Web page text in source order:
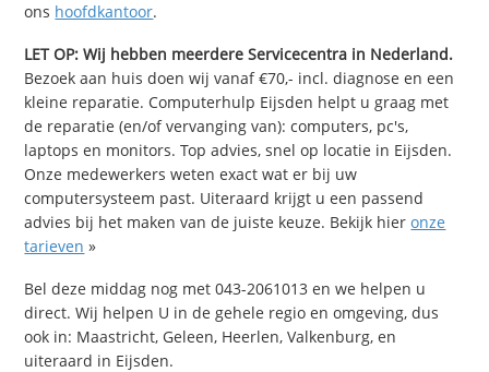
ons hoofdkantoor.
LET OP: Wij hebben meerdere Servicecentra in Nederland.
Bezoek aan huis doen wij vanaf €70,- incl. diagnose en een
kleine reparatie. Computerhulp Eijsden helpt u graag met
de reparatie (en/of vervanging van): computers, pc's,
laptops en monitors. Top advies, snel op locatie in Eijsden.
Onze medewerkers weten exact wat er bij uw
computersysteem past. Uiteraard krijgt u een passend
advies bij het maken van de juiste keuze. Bekijk hieronze
tarieven »
Bel deze middag nog met 043-2061013 en we helpen u
direct. Wij helpen U in de gehele regio en omgeving, dus
ook in: Maastricht, Geleen, Heerlen, Valkenburg, en
uiteraard in Eijsden.